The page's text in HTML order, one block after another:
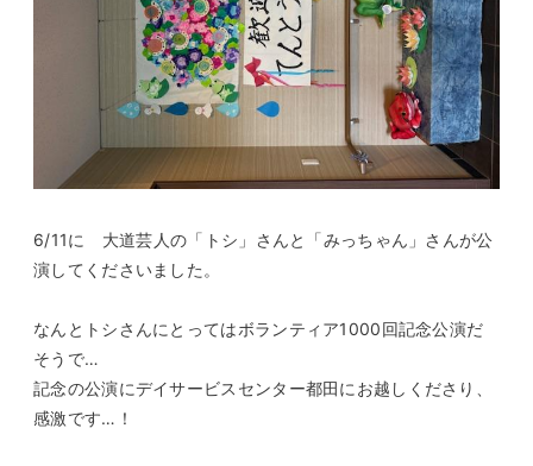
6/11に 大道芸人の「トシ」さんと「みっちゃん」さんが公
演してくださいました。
なんとトシさんにとってはボランティア1000回記念公演だ
そうで…
記念の公演にデイサービスセンター都田にお越しくださり、
感激です…！